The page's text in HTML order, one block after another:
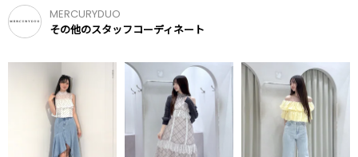
MERCURYDUO
その他のスタッフコーディネート